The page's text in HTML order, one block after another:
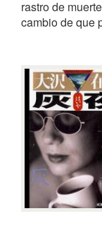
rastro de
cambio de que